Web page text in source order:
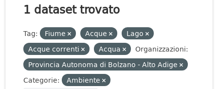
1 dataset trovato
Tag: Fiume Acque
Lago
Acque correnti
Acqua
Organizzazioni:
Provincia Autonoma di Bolzano - Alto Adige
Categorie:
Ambiente